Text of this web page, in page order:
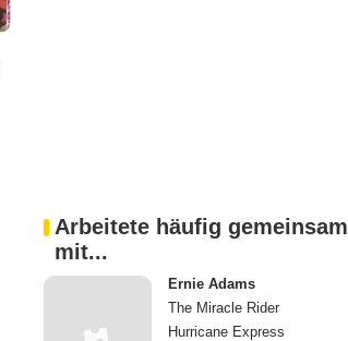
Arbeitete häufig gemeinsam
mit...
Ernie Adams
The Miracle Rider
Hurricane Express